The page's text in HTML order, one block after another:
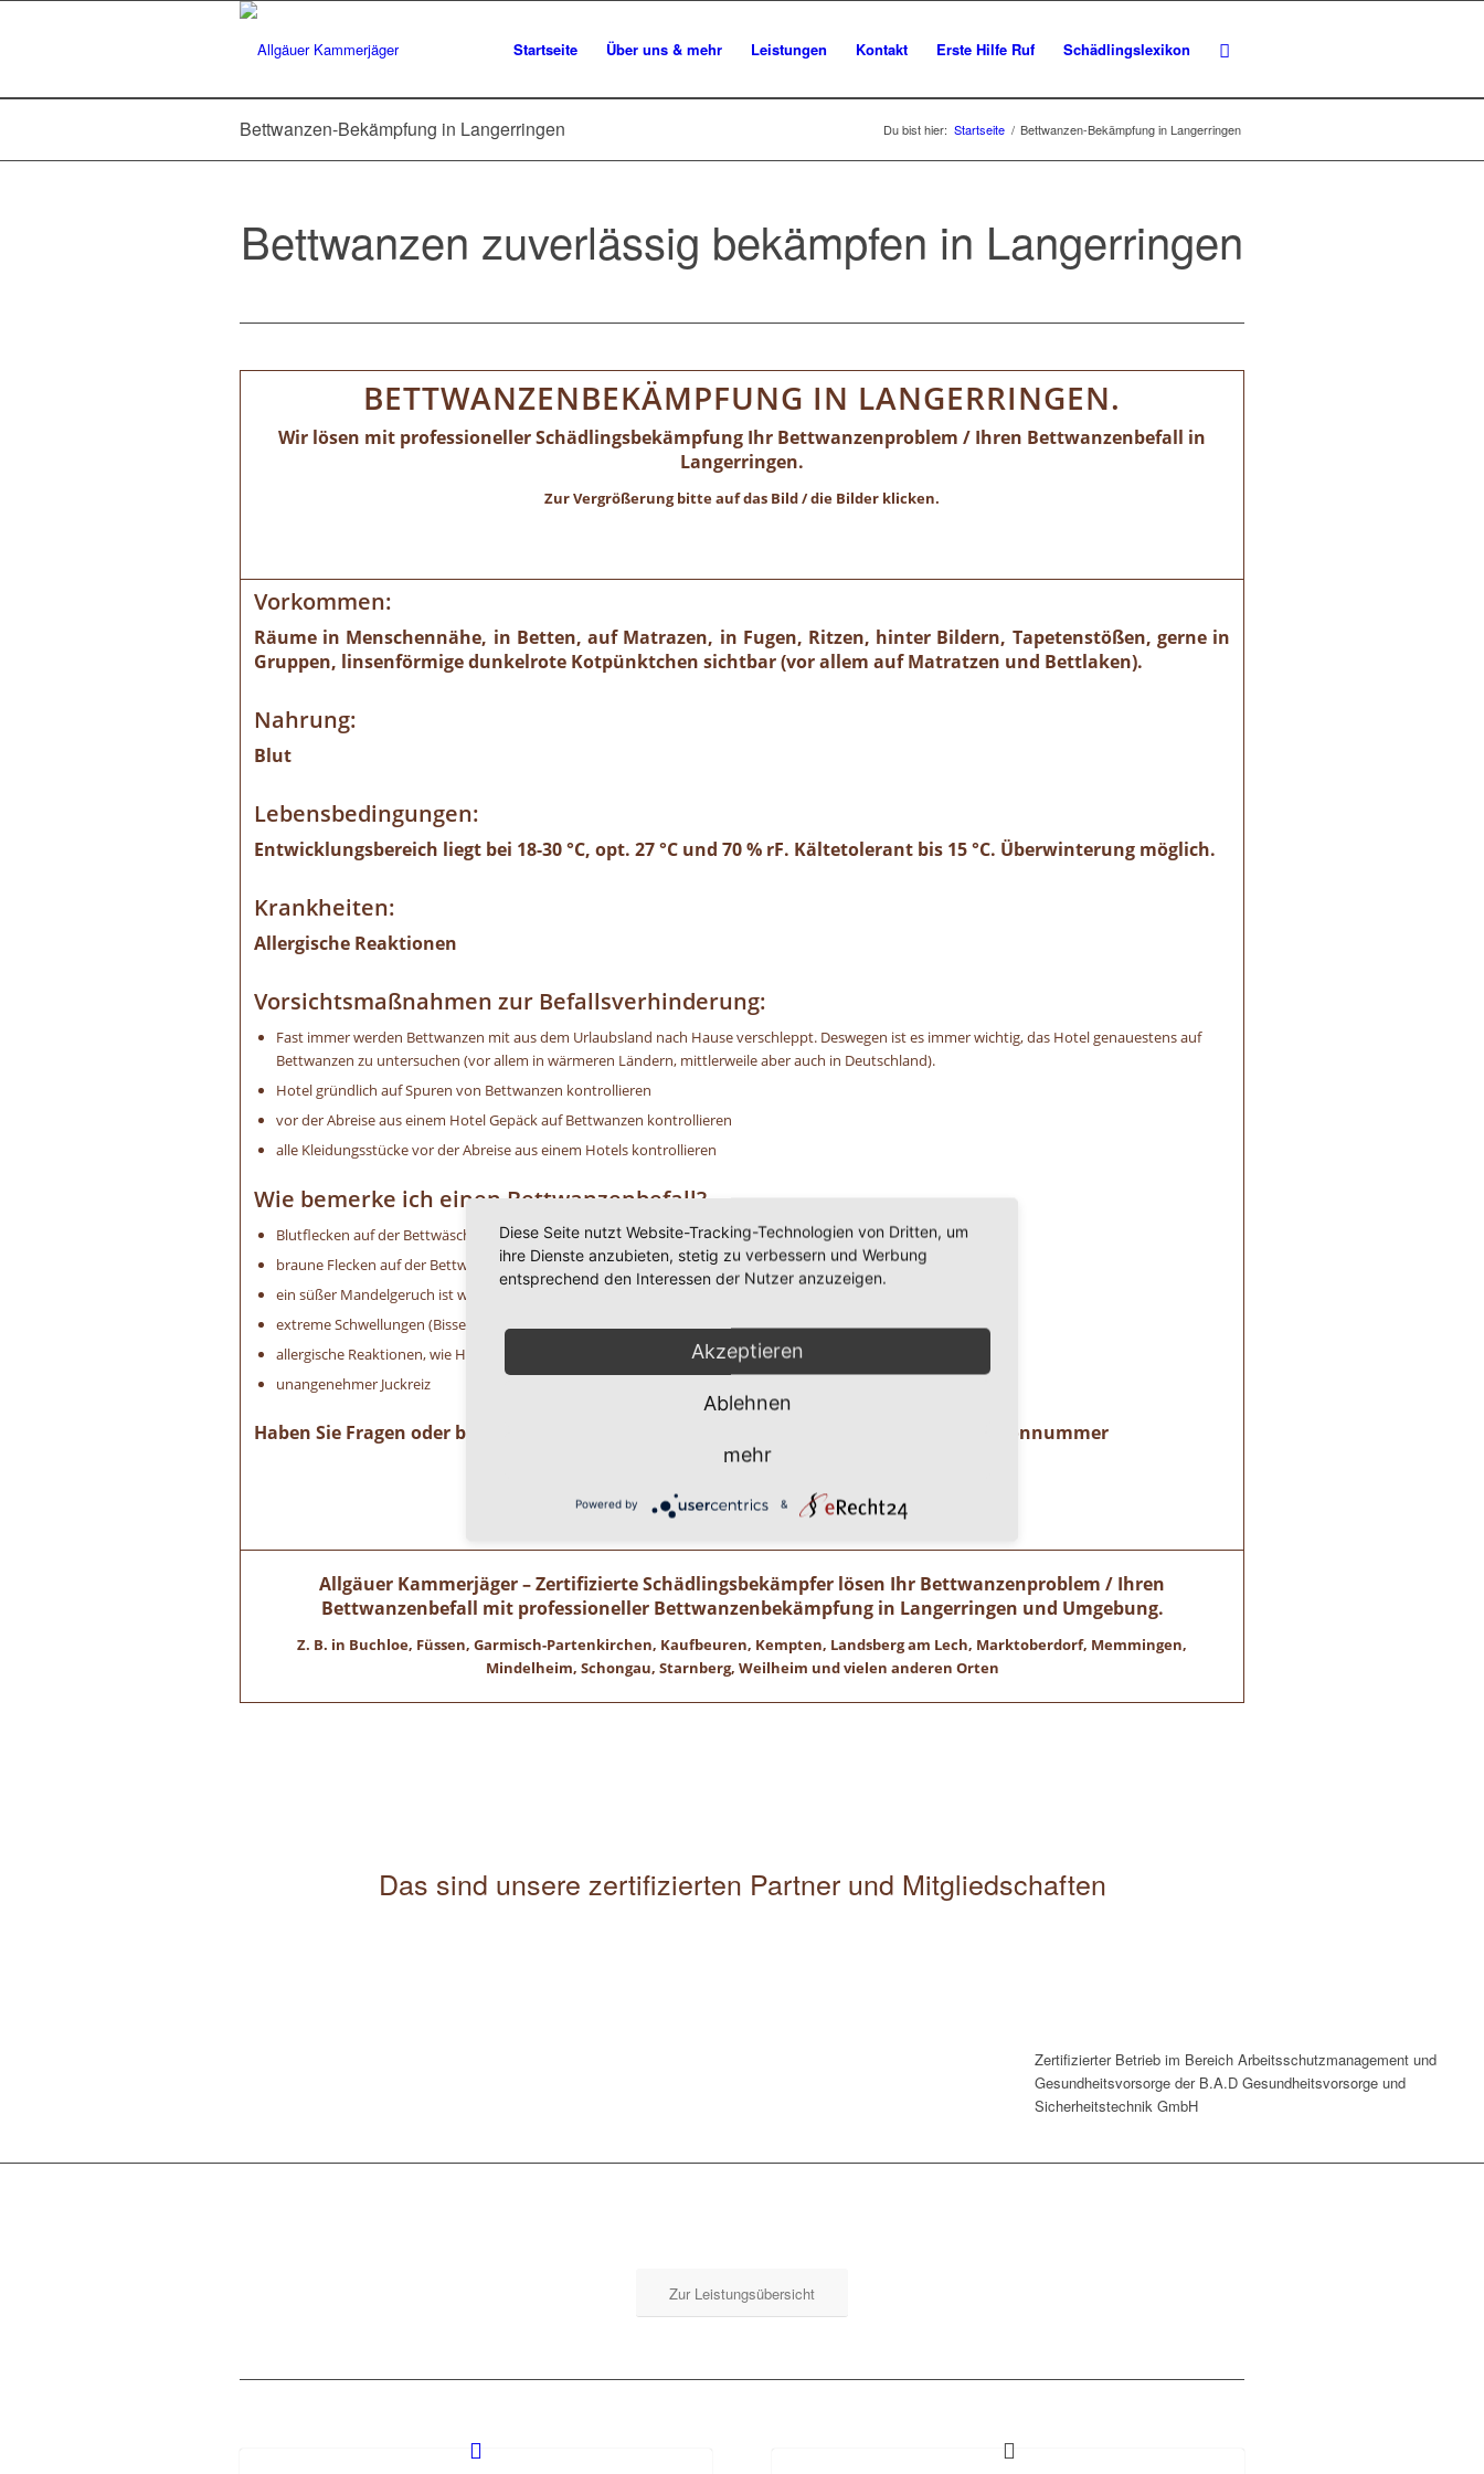
Startseite Über uns & mehr Leistungen Kontakt Erste Hilfe Ruf Schädlingslexikon
Bettwanzen-Bekämpfung in Langerringen Du bist hier: Startseite / Bettwanzen-Bekämpfung in Langerringen
Bettwanzen zuverlässig bekämpfen in Langerringen
BETTWANZENBEKÄMPFUNG IN LANGERRINGEN.
Wir lösen mit professioneller Schädlingsbekämpfung Ihr Bettwanzenproblem / Ihren Bettwanzenbefall in
Langerringen.
Zur Vergrößerung bitte auf das Bild / die Bilder klicken.
Vorkommen:
Räume in Menschennähe, in Betten, auf Matrazen, in Fugen, Ritzen, hinter Bildern, Tapetenstößen, gerne in
Gruppen, linsenförmige dunkelrote Kotpünktchen sichtbar (vor allem auf Matratzen und Bettlaken).
Nahrung:
Blut
Lebensbedingungen:
Entwicklungsbereich liegt bei 18-30 °C, opt. 27 °C und 70 % rF. Kältetolerant bis 15 °C. Überwinterung möglich.
Krankheiten:
Allergische Reaktionen
Vorsichtsmaßnahmen zur Befallsverhinderung:
Fast immer werden Bettwanzen mit aus dem Urlaubsland nach Hause verschleppt. Deswegen ist es immer wichtig, das Hotel genauestens auf
Bettwanzen zu untersuchen (vor allem in wärmeren Ländern, mittlerweile aber auch in Deutschland).
Hotel gründlich auf Spuren von Bettwanzen kontrollieren
vor der Abreise aus einem Hotel Gepäck auf Bettwanzen kontrollieren
alle Kleidungsstücke vor der Abreise aus einem Hotels kontrollieren
Wie bemerke ich einen Bettwanzenbefall?
Blutflecken auf der Bettwäsche
braune Flecken auf der Bettwäsche von deren Exkrementen
ein süßer Mandelgeruch ist wahrzunehmen
extreme Schwellungen (Bisse) an der Haut
allergische Reaktionen, wie Hautirritationen u. a.
unangenehmer Juckreiz
Haben Sie Fragen oder benötigen Hilfe ? Dann rufen Sie uns einfach an unter der Telefonnummer
0 8 2 4 1 / 8 0 2 9 1 7 1.
Wir freuen uns auf ihren Anruf!
Allgäuer Kammerjäger – Zertifizierte Schädlingsbekämpfer lösen Ihr Bettwanzenproblem / Ihren
Bettwanzenbefall mit professioneller Bettwanzenbekämpfung in Langerringen und Umgebung.
Z. B. in Buchloe, Füssen, Garmisch-Partenkirchen, Kaufbeuren, Kempten, Landsberg am Lech, Marktoberdorf, Memmingen,
Mindelheim, Schongau, Starnberg, Weilheim und vielen anderen Orten
Das sind unsere zertifizierten Partner und Mitgliedschaften
Zertifizierter Betrieb im Bereich Arbeitsschutzmanagement und
Gesundheitsvorsorge der B.A.D Gesundheitsvorsorge und
Sicherheitstechnik GmbH
Zur Leistungsübersicht
Diese Seite nutzt Website-Tracking-Technologien von Dritten, um
ihre Dienste anzubieten, stetig zu verbessern und Werbung
entsprechend den Interessen der Nutzer anzuzeigen.
Akzeptieren
Ablehnen
mehr
Powered by &